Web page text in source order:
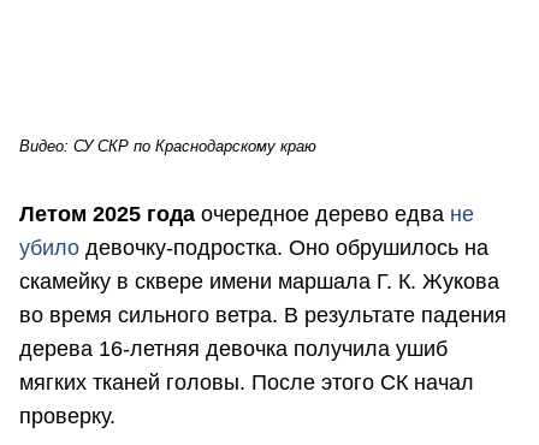
Видео: СУ СКР по Краснодарскому краю
Летом 2025 года очередное дерево едва не
убило девочку-подростка. Оно обрушилось на
скамейку в сквере имени маршала Г. К. Жукова
во время сильного ветра. В результате падения
дерева 16-летняя девочка получила ушиб
мягких тканей головы. После этого СК начал
проверку.